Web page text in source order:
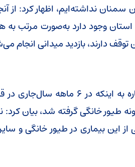
سمنان نداشته‌ایم، اظهار کرد: از
استان وجود دارد به‌صورت مرتب
توقف دارند، بازدید میدانی انجام
بر ۵ هزار نمونه طیور خانگی گرفته شد،
این بیماری در طیور خانگی و